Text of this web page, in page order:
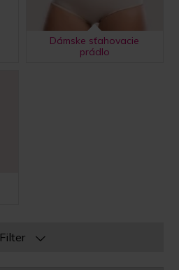
Dámske sťahovacie
prádlo
Filter